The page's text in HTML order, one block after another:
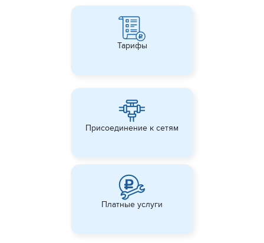
Тарифы
Присоединение к сетям
Платные услуги